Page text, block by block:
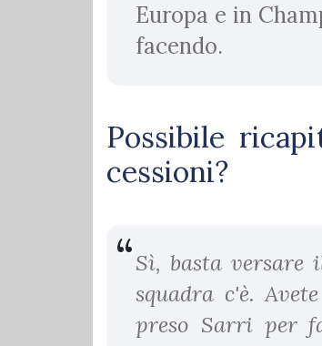
Europa e in
facendo.
Possibile
cessioni?
Sì, basta versare
squadra c'è.
preso Sarri per